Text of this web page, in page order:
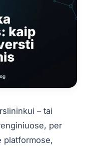
– tai
per
platformose,